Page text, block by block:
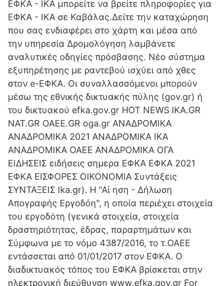
ΕΦΚΑ - ΙΚΑ μπορείτε να βρείτε πληροφορίες για
ΕΦΚΑ - ΙΚΑ σε Καβάλας.Δείτε την καταχώρηση
που σας ενδιαφέρει στο χάρτη και μέσα από
την υπηρεσία Δρομολόγηση λαμβάνετε
αναλυτικές οδηγίες πρόσβασης. Νέο σύστημα
εξυπηρέτησης με ραντεβού ισχύει από χθες
στον e-ΕΦΚΑ. Οι συναλλασσόμενοι μπορούν
μέσω της εθνικής δικτυακής πύλης (gov.gr) ή
του δικτυακού efka.gov.gr HOT NEWS IKA.GR
NAT.GR OAEE.GR oga.gr ΑΝΑΔΡΟΜΙΚΑ
ΑΝΑΔΡΟΜΙΚΑ 2021 ΑΝΑΔΡΟΜΙΚΑ ΙΚΑ
ΑΝΑΔΡΟΜΙΚΑ ΟΑΕΕ ΑΝΑΔΡΟΜΙΚΑ ΟΓΑ
ΕΙΔΗΣΕΙΣ ειδήσεις σημερα ΕΦΚΑ ΕΦΚΑ 2021
ΕΦΚΑ ΕΙΣΦΟΡΕΣ ΟΙΚΟΝΟΜΙΑ Συντάξεις
ΣΥΝΤΑΞΕΙΣ Ika.gr). Η "Αί ηση - Δήλωση
Απογραφής Εργοδόη", η οποία περιέχει στοιχεία
του εργοδότη (γενικά στοιχεία, στοιχεία
δραστηριότητας, έδρας, παραρτημάτων και
Σύμφωνα με το νόμο 4387/2016, το τ.OAEE
εντάσσεται από 01/01/2017 στον ΕΦΚΑ. Ο
διαδικτυακός τόπος του ΕΦΚΑ βρίσκεται στην
ηλεκτρονική διεύθυνση www.efka.gov.gr For